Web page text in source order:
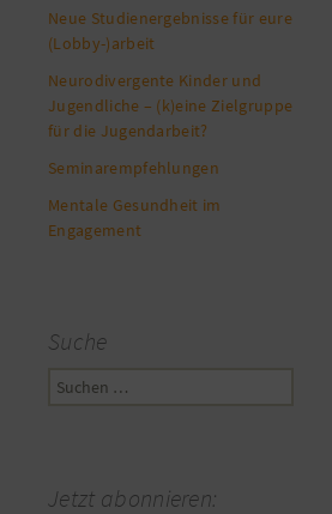
Neue Studienergebnisse für eure
(Lobby-)arbeit
Neurodivergente Kinder und
Jugendliche – (k)eine Zielgruppe
für die Jugendarbeit?
Seminarempfehlungen
Mentale Gesundheit im
Engagement
Suche
Suchen
Jetzt abonnieren: